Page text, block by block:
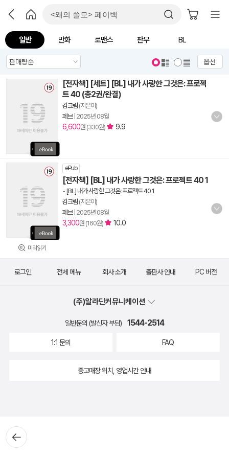
일반 만화 로맨스 판무 BL
옵션
[전자책] [세트] [BL] 내가 사랑한 그것은: 프로젝
트 40 (총2권/완결)
김크림 (지은이)
페브| 2025년 08월
6,600원 (330원) 9.9
미리읽기
ePub
[전자책] [BL] 내가 사랑한 그것은: 프로젝트 40 1
- [BL] 내가 사랑한 그것은: 프로젝트 40 1
김크림 (지은이)
페브| 2025년 08월
3,300원 (160원) 10.0
뒤로가
기
로그인 전체 메뉴 회사 소개 출판사 안내 PC 버전
(주)알라딘커뮤니케이션
일반문의 (발신자 부담) 1544-2514
1:1 문의 FAQ
중고매장 위치, 영업시간 안내